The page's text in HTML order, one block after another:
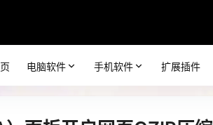
电脑软件 手机软件 扩展插件